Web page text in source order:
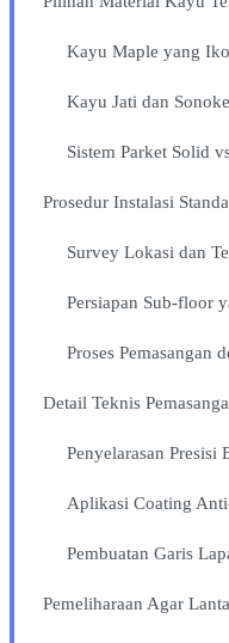
Kayu Maple yang
Kayu Jati dan
Sistem Parket Solid
Prosedur Instalasi
Survey Lokasi dan
Persiapan Sub-floor
Proses Pemasangan
Detail Teknis
Penyelarasan Presisi
Aplikasi Coating
Pembuatan Garis
Pemeliharaan Agar